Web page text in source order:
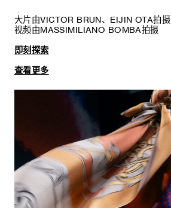
大片由VICTOR BRUN、EIJIN OTA拍摄
视频由MASSIMILIANO BOMBA拍摄
即刻探索
查看更多